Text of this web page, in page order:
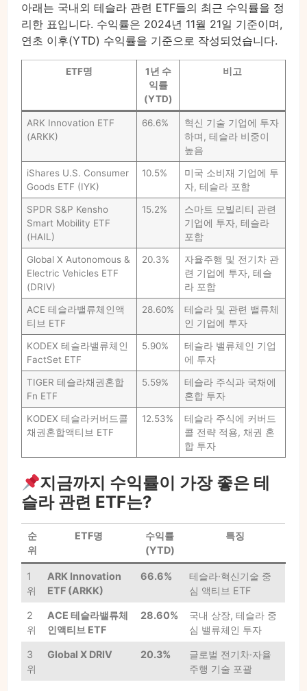
아래는 국내외 테슬라 관련 ETF들의 최근 수익률을 정
리한 표입니다. 수익률은 2024년 11월 21일 기준이며,
연초 이후(YTD) 수익률을 기준으로 작성되었습니다.
ETF명
1년 수
익률
(YTD)
비고
ARK Innovation ETF
(ARKK)
66.6%
혁신 기술 기업에 투자
하며, 테슬라 비중이
높음
iShares U.S. Consumer
Goods ETF (IYK)
10.5%
미국 소비재 기업에 투
자, 테슬라 포함
SPDR S&P Kensho
Smart Mobility ETF
(HAIL)
15.2%
스마트 모빌리티 관련
기업에 투자, 테슬라
포함
Global X Autonomous &
Electric Vehicles ETF
(DRIV)
20.3%
자율주행 및 전기차 관
련 기업에 투자, 테슬
라 포함
ACE 테슬라밸류체인액
티브 ETF
28.60%
테슬라 및 관련 밸류체
인 기업에 투자
KODEX 테슬라밸류체인
FactSet ETF
5.90%
테슬라 밸류체인 기업
에 투자
TIGER 테슬라채권혼합
Fn ETF
5.59%
테슬라 주식과 국채에
혼합 투자
KODEX 테슬라커버드콜
채권혼합액티브 ETF
12.53%
테슬라 주식에 커버드
콜 전략 적용, 채권 혼
합 투자
지금까지 수익률이 가장 좋은 테
슬라 관련 ETF는?
순
위
ETF명
수익률
(YTD)
특징
1
위
ARK Innovation
ETF (ARKK)
66.6%
테슬라·혁신기술 중
심 액티브 ETF
2
위
ACE 테슬라밸류체
인액티브 ETF
28.60%
국내 상장, 테슬라 중
심 밸류체인 투자
3
위
Global X DRIV 20.3%
글로벌 전기차·자율
주행 기술 포괄